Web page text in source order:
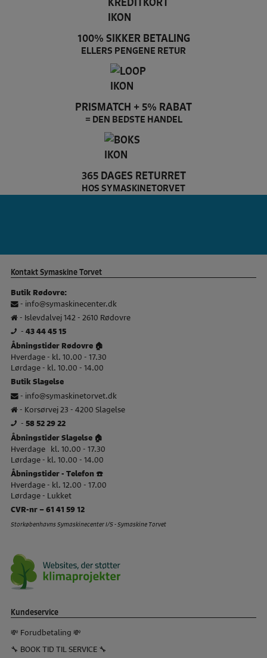
100% SIKKER BETALING
ELLERS PENGENE RETUR
PRISMATCH + 5% RABAT
= DEN BEDSTE HANDEL
365 DAGES RETURRET
HOS SYMASKINETORVET
Kontakt Symaskine Torvet
Butik Rødovre:
- info@symaskinecenter.dk
- Islevdalvej 142 - 2610 Rødovre
- 43 44 45 15
Åbningstider Rødovre 🏠
Hverdage - kl. 10.00 - 17.30
Lørdage - kl. 10.00 - 14.00
Butik Slagelse
- info@symaskinetorvet.dk
- Korsørvej 23 - 4200 Slagelse
- 58 52 29 22
Åbningstider Slagelse 🏠
Hverdage kl. 10.00 - 17.30
Lørdage - kl. 10.00 - 14.00
Åbningstider - Telefon ☎️
Hverdage - kl. 12.00 - 17.00
Lørdage - Lukket
CVR-nr – 61 41 59 12
Storkøbenhavns Symaskinecenter I/S - Symaskine Torvet
Kundeservice
💸 Forudbetaling 💸
🔧 BOOK TID TIL SERVICE 🔧